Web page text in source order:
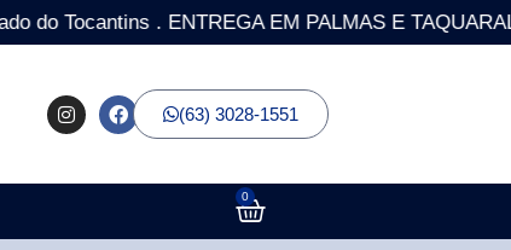
Tocantins . ENTREGA EM PALMAS E
(63) 3028-1551
0